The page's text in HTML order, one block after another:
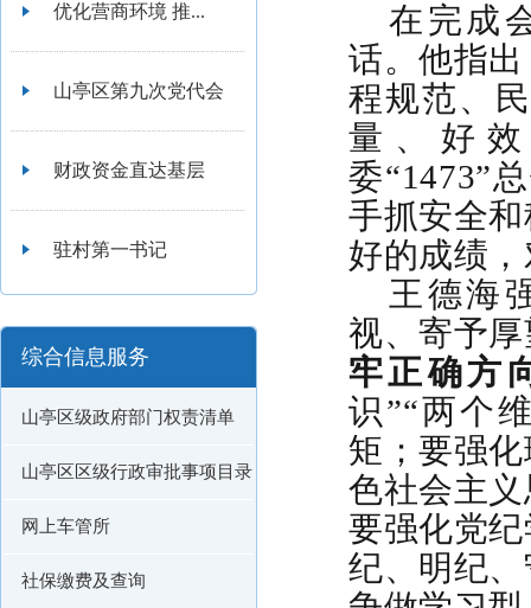
优化营商环境 推...
山亭区第九次党代会
财政资金直达基层
驻村第一书记
综合信息服务
山亭区级政府部门权责清单
山亭区区级行政审批事项目录
网上车管所
社保缴费及查询
在完成
话。他指
程规范、
量、好
委“1473”
手抓安全
好的成绩
王德海
视、寄予
牢正确方
识”“两个
矩；要强
色社会主
要强化党
纪、明纪